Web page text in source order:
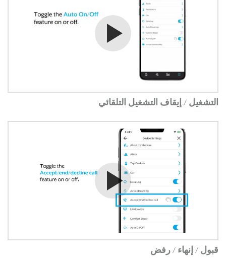
شاهد الفيديو
التشغيل / إيقاف التشغيل التلقائي
شاهد الفيديو
قبول / إنهاء / رفض